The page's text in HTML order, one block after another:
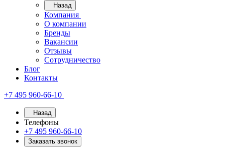
Назад
Компания
О компании
Бренды
Вакансии
Отзывы
Сотрудничество
Блог
Контакты
+7 495 960-66-10
Назад
Телефоны
+7 495 960-66-10
Заказать звонок